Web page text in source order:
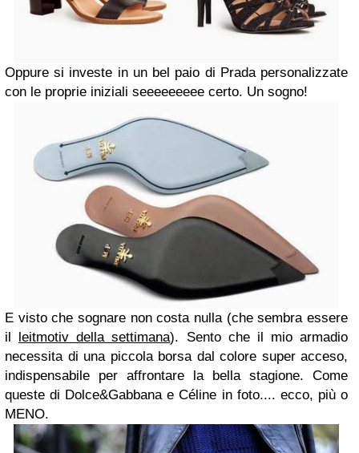
Oppure si investe in un bel paio di Prada personalizzate
con le proprie iniziali seeeeeeeee certo. Un sogno!
E visto che sognare non costa nulla (che sembra essere
il
leitmotiv della settimana). Sento che il mio armadio
necessita di una piccola borsa dal colore super acceso,
indispensabile per affrontare la bella stagione. Come
queste di Dolce&Gabbana e Céline in foto.... ecco, più o
MENO.